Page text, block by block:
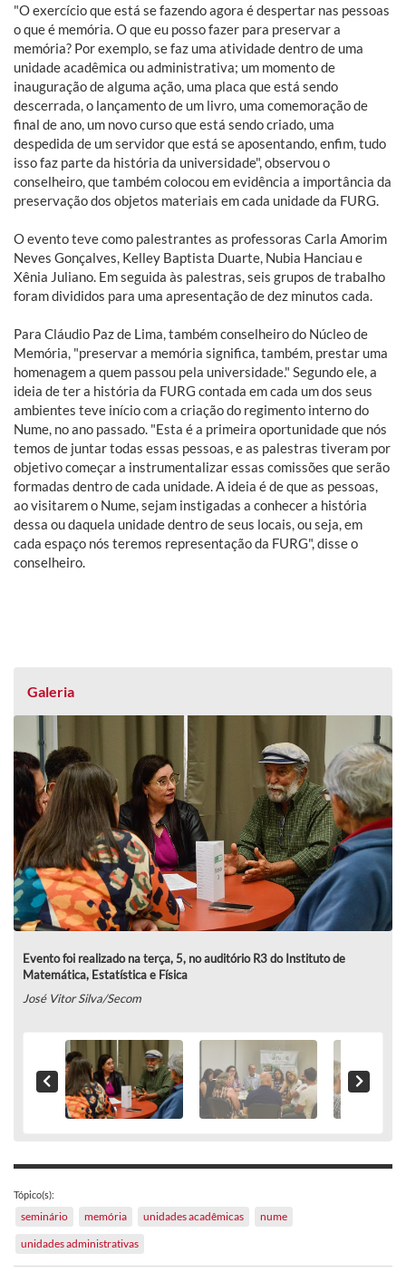
"O exercício que está se fazendo agora é despertar nas pessoas
o que é memória. O que eu posso fazer para preservar a
memória? Por exemplo, se faz uma atividade dentro de uma
unidade acadêmica ou administrativa; um momento de
inauguração de alguma ação, uma placa que está sendo
descerrada, o lançamento de um livro, uma comemoração de
final de ano, um novo curso que está sendo criado, uma
despedida de um servidor que está se aposentando, enfim, tudo
isso faz parte da história da universidade", observou o
conselheiro, que também colocou em evidência a importância da
preservação dos objetos materiais em cada unidade da FURG.
O evento teve como palestrantes as professoras Carla Amorim
Neves Gonçalves, Kelley Baptista Duarte, Nubia Hanciau e
Xênia Juliano. Em seguida às palestras, seis grupos de trabalho
foram divididos para uma apresentação de dez minutos cada.
Para Cláudio Paz de Lima, também conselheiro do Núcleo de
Memória, "preservar a memória significa, também, prestar uma
homenagem a quem passou pela universidade." Segundo ele, a
ideia de ter a história da FURG contada em cada um dos seus
ambientes teve início com a criação do regimento interno do
Nume, no ano passado. "Esta é a primeira oportunidade que nós
temos de juntar todas essas pessoas, e as palestras tiveram por
objetivo começar a instrumentalizar essas comissões que serão
formadas dentro de cada unidade. A ideia é de que as pessoas,
ao visitarem o Nume, sejam instigadas a conhecer a história
dessa ou daquela unidade dentro de seus locais, ou seja, em
cada espaço nós teremos representação da FURG", disse o
conselheiro.
Galeria
Evento foi realizado na terça, 5, no auditório R3 do Instituto de
Matemática, Estatística e Física
José Vitor Silva/Secom
Tópico(s):
seminário memória unidades acadêmicas
nume
unidades administrativas